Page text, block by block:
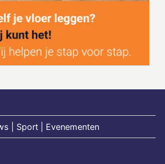
| Sport | Evenementen